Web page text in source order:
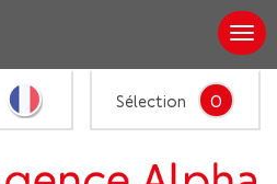
Sélection 0